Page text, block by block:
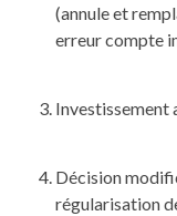
(annule et
erreur compte
Investissement
Décision
régularisation